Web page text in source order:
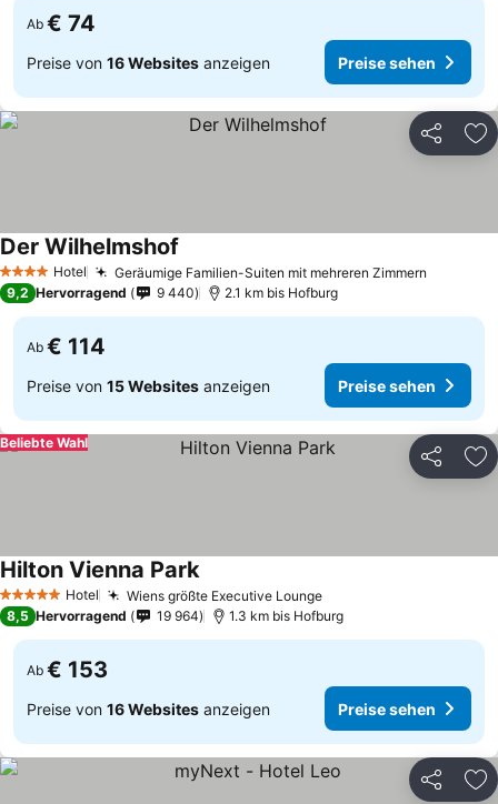
Ab € 74
Preise von 16 Websites anzeigen Preise sehen
Teilen
4 Sterne Hotel Geräumige Familien-Suiten mit mehreren Zimmern
Der Wilhelmshof
9,2 Hervorragend 9 440 2.1 km bis Hofburg
Ab € 114
Preise von 15 Websites anzeigen Preise sehen
Teilen
Beliebte Wahl
5 Sterne Hotel Wiens größte Executive LoungePreise sehen
Hilton Vienna ParkPreise sehen
8,5 Hervorragend 19 964 1.3 km bis Hofburg
Ab € 153
Preise von 16 Websites anzeigen Preise sehen
Teilen